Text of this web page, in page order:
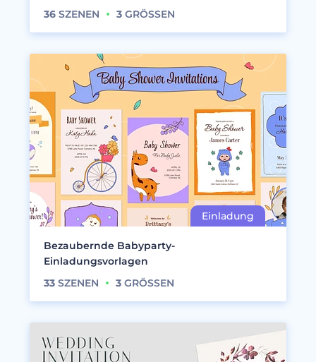
36 SZENEN 3 GRÖSSEN
Bezaubernde Babyparty-
Einladungsvorlagen
33 SZENEN 3 GRÖSSEN